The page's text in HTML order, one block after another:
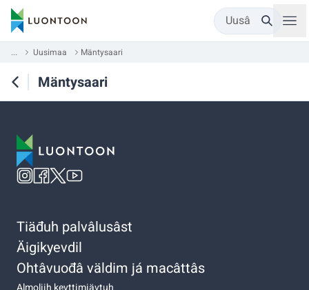
Uusâ
... Uusimaa Mäntysaari
Mäntysaari
Tiäđuh palvâlusâst
Äigikyevdil
Ohtâvuođâ väldim já macâttâs